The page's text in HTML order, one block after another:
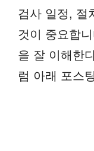
검사 일정, 절
것이 중요합
을 잘 이해한
럼 아래 포스